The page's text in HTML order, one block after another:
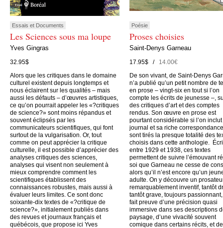
Essais et Documents
Les Sciences sous ma loupe
Yves Gingras
32.95$
Alors que les critiques dans le domaine
culturel existent depuis longtemps et
nous éclairent sur les qualités – mais
aussi les défauts – d’œuvres artistiques,
ce qu’on pourrait appeler les «?critiques
de science?» sont moins répandus et
souvent éclipsés par les
communicateurs scientifiques, qui font
surtout de la vulgarisation. Or, tout
comme on peut apprécier la critique
culturelle, il est possible d’apprécier des
analyses critiques des sciences,
analyses qui visent non seulement à
mieux comprendre comment les
scientifiques établissent des
connaissances robustes, mais aussi à
évaluer leurs limites. Ce sont donc
soixante-dix textes de «?critique de
science?», initialement publiés dans
des revues et journaux français et
québécois, que propose ici Yves
Poésie
Proses choisies
Saint-Denys Garneau
17.95$ /14.00€
De son vivant, de Saint-Denys
n’a publié qu’un petit nombre de
en prose – vingt-six en tout si l’on
compte les écrits de jeunesse –,
des critiques d’art et des comptes
rendus. Son œuvre en prose est
pourtant considérable si l’on
journal et sa riche
sont tirés la presque totalité des
choisis dans cette anthologie.
entre 1929 et 1938, ces textes
permettent de suivre l’émouvant
soi que Garneau ne cesse de
alors qu’il n’est encore qu’un
adulte. On y découvre un
remarquablement inventif, tantôt
tantôt grave, toujours
fait preuve d’une précision quasi
immersive dans ses descriptions
paysage, d’une vivacité souvent
comique dans certains récits, et